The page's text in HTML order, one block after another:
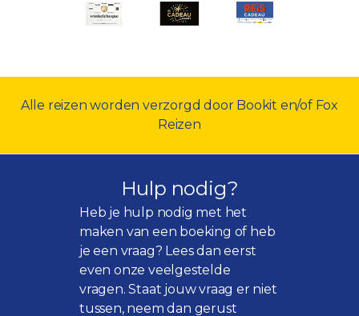
Alle reizen worden verzorgd door Bookit en/of Fox
Reizen
Hulp nodig?
Heb je hulp nodig met het
maken van een boeking of heb
je een vraag? Lees dan eerst
even onzeveelgestelde
vragen. Staat jouw vraag er niet
tussen, neem dan gerust